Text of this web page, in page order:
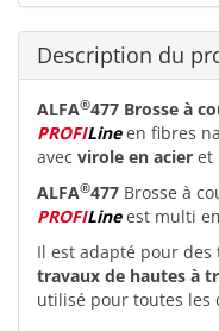
Description du
ALFA®477 Brosse à
PROFILineen fibres
avec virole en acier et
ALFA®477 Brosse à
PROFILineest multi
Il est adapté pour
travaux de hautes à
utilisé pour toutes les